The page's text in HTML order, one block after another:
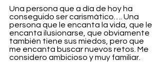
Una persona que a día de hoy ha
conseguido ser carismático…. Una
persona que le encanta la vida, que le
encanta ilusionarse, que obviamente
también tiene sus miedos, pero que
me encanta buscar nuevos retos. Me
considero ambicioso y muy familiar.